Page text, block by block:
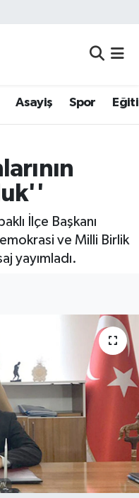
Asayiş Spor
İlçe Başkanı
ve Milli Birlik
yayımladı.
Fikstür